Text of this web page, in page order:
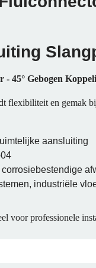
45° Gebogen
flexibiliteit en gemak
aansluiting
industriële
voor professionele